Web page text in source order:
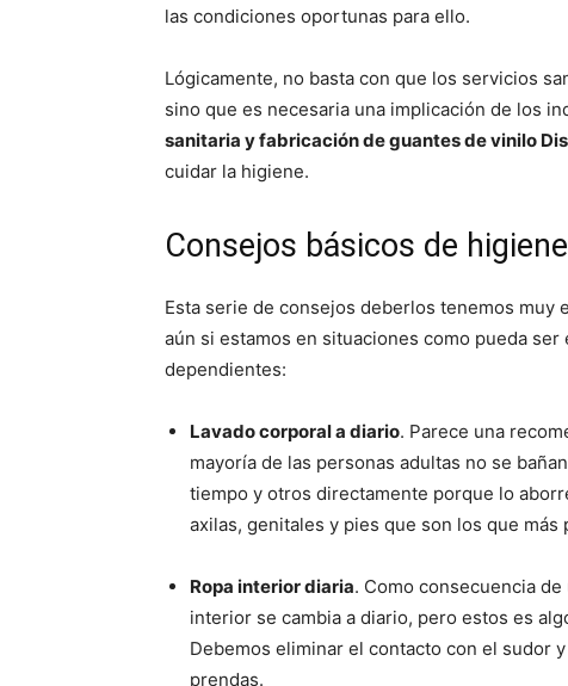
las condiciones oportunas para ello.
Lógicamente, no basta con que los servicios
sino que es necesaria una implicación de los
sanitaria y fabricación de guantes de vinilo
cuidar la higiene.
Consejos básicos de
Esta serie de consejos deberlos tenemos muy
aún si estamos en situaciones como pueda ser
dependientes:
Lavado corporal a diario. Parece una
mayoría de las personas adultas no se
tiempo y otros directamente porque lo
axilas, genitales y pies que son los que más
Ropa interior diaria. Como consecuencia
interior se cambia a diario, pero estos es
Debemos eliminar el contacto con el sudor
prendas.